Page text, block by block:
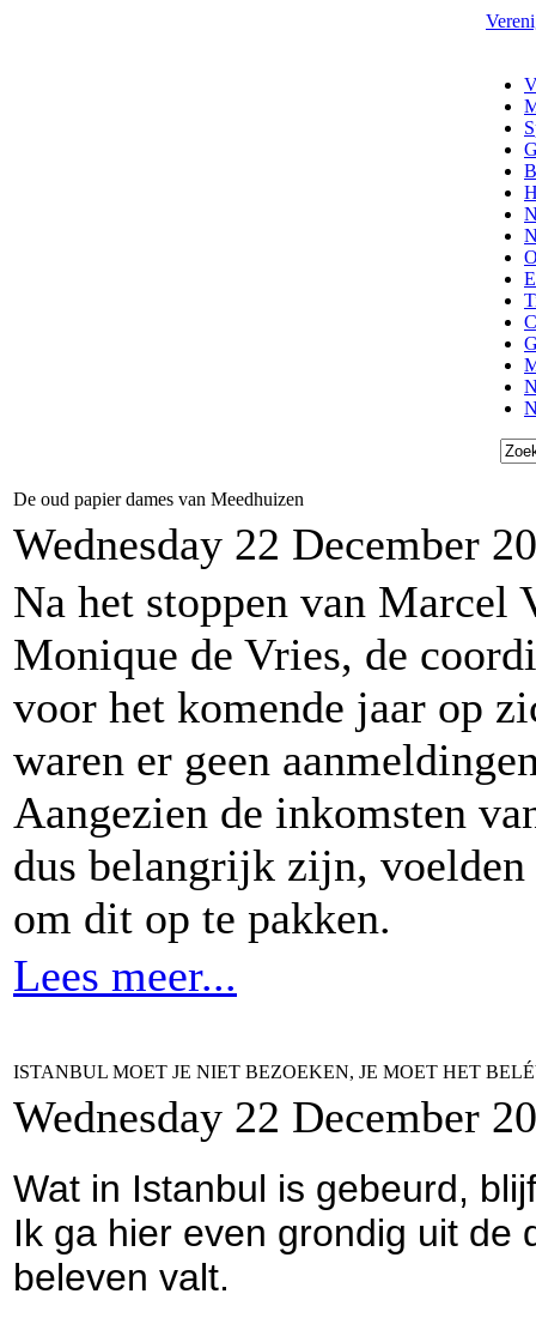
De oud papier dames van Meedhuizen
Wednesday 22 December
Na het stoppen van Marcel
Monique de Vries, de
voor het komende jaar op
waren er geen
Aangezien de inkomsten
dus belangrijk zijn, voelden
om dit op te pakken.
Lees meer...
ISTANBUL MOET JE NIET BEZOEKEN, JE MOET HET
Wednesday 22 December
Wat in Istanbul is gebeurd,
Ik ga hier even grondig uit de
beleven valt.